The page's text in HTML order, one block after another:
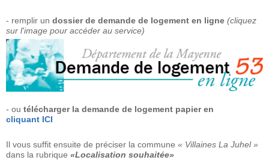
- remplir un dossier de demande de logement en ligne (cliquez
sur l'image pour accéder au service)
- ou télécharger la demande de logement papier en
cliquant ICI
Il vous suffit ensuite de préciser la commune « Villaines La Juhel »
dans la rubrique «Localisation souhaitée»